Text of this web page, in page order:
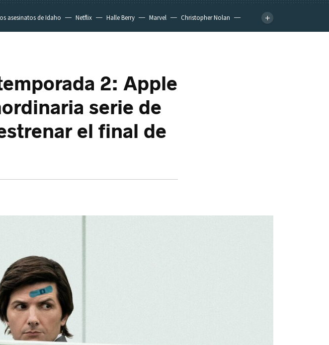
asesinatos de Idaho Netflix Halle Berry Marvel
Christopher Nolan
2: Apple
serie de
el final de